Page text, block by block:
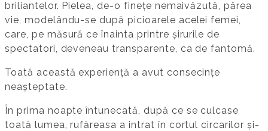
briliantelor. Pielea, de-o finețe nemaivăzută, părea
vie, modelându-se după picioarele acelei femei,
care, pe măsură ce înainta printre șirurile de
spectatori, deveneau transparente, ca de fantomă.
Toată această experiență a avut consecințe
neașteptate.
În prima noapte întunecată, după ce se culcase
toată lumea, rufăreasa a intrat în cortul circarilor și-